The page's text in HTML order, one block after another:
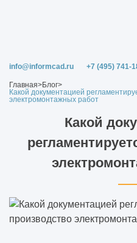
info@informcad.ru +7 (495) 741-
Главная>Блог>
Какой документацией
электромонтажных работ
Какой